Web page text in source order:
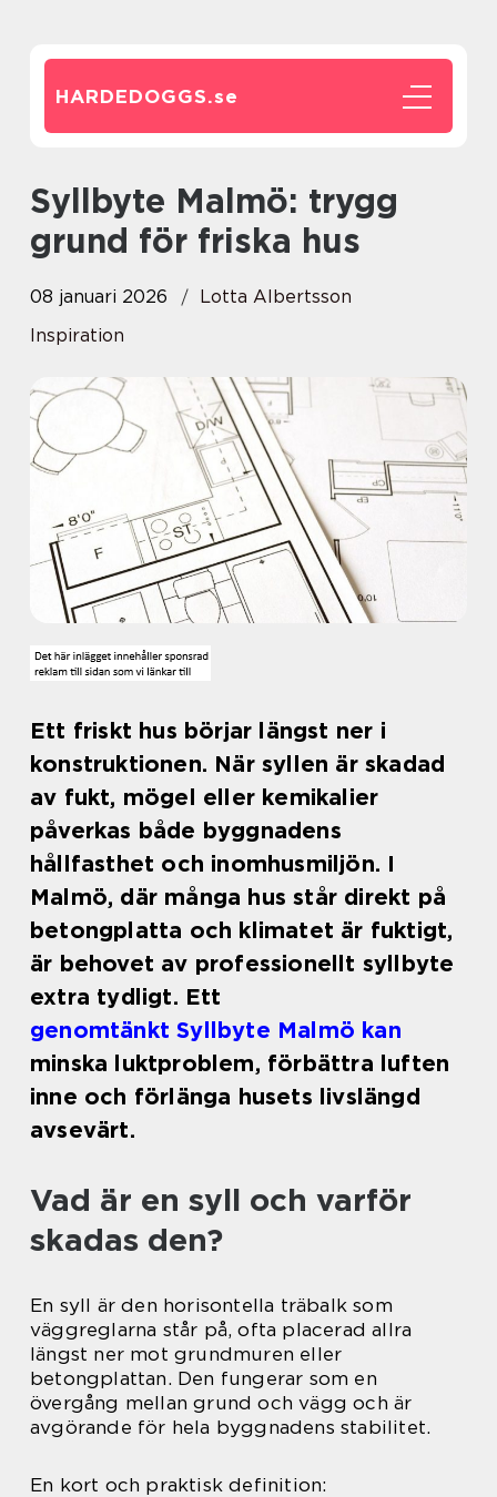
HARDEDOGGS.se
Syllbyte Malmö: trygg
grund för friska hus
08 januari 2026
Lotta Albertsson
Inspiration
Ett friskt hus börjar längst ner i
konstruktionen. När syllen är skadad
av fukt, mögel eller kemikalier
påverkas både byggnadens
hållfasthet och inomhusmiljön. I
Malmö, där många hus står direkt på
betongplatta och klimatet är fuktigt,
är behovet av professionellt syllbyte
extra tydligt. Ett
genomtänkt Syllbyte Malmö kan
minska luktproblem, förbättra luften
inne och förlänga husets livslängd
avsevärt.
Vad är en syll och varför
skadas den?
En syll är den horisontella träbalk som
väggreglarna står på, ofta placerad allra
längst ner mot grundmuren eller
betongplattan. Den fungerar som en
övergång mellan grund och vägg och är
avgörande för hela byggnadens stabilitet.
En kort och praktisk definition: